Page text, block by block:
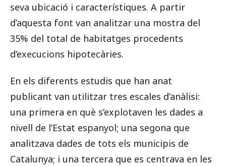
seva ubicació i característiques. A partir
d’aquesta font van analitzar una mostra del
35% del total de habitatges procedents
d’execucions hipotecàries.
En els diferents estudis que han anat
publicant van utilitzar tres escales d’anàlisi:
una primera en què s’explotaven les dades a
nivell de l’Estat espanyol; una segona que
analitzava dades de tots els municipis de
Catalunya; i una tercera que es centrava en les